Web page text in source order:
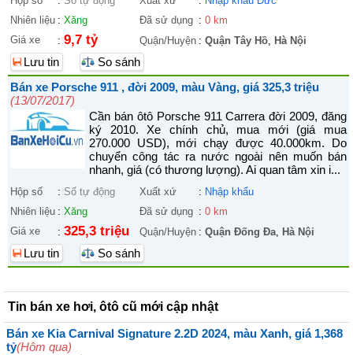
Nhiên liệu : Xăng Đã sử dụng : 0 km
Giá xe
: 9,7 tỷ Quận/Huyện : Quận Tây Hồ, Hà Nội
Lưu tin
So sánh
Bán xe Porsche 911 , đời 2009, màu Vàng, giá 325,3 triệu
(13/07/2017)
Cần bán ôtô Porsche 911 Carrera đời 2009, đăng
ký 2010. Xe chính chủ, mua mới (giá mua
270.000 USD), mới chạy được 40.000km. Do
chuyển công tác ra nước ngoài nên muốn bán
nhanh, giá (có thương lượng). Ai quan tâm xin i...
Hộp số : Số tự động Xuất xứ : Nhập khẩu
Nhiên liệu : Xăng Đã sử dụng : 0 km
Giá xe
: 325,3 triệu Quận/Huyện : Quận Đống Đa, Hà Nội
Lưu tin So sánh
Tin bán xe hơi, ôtô cũ mới cập nhật
Bán xe Kia Carnival Signature 2.2D 2024, màu Xanh, giá 1,368
tỷ(Hôm qua)